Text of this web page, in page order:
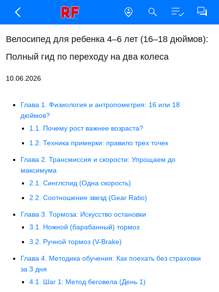
Велосипед для ребенка 4–6 лет (16–18 дюймов):
Полный гид по переходу на два колеса
10.06.2026
Глава 1. Физиология и антропометрия: 16 или 18
дюймов?
1.1. Почему рост важнее возраста?
1.2. Техника примерки: правило трех точек
Глава 2. Трансмиссия и скорости: Упрощаем до
максимума
2.1. Синглспид (Одна скорость)
2.2. Соотношение звезд (Gear Ratio)
Глава 3. Тормоза: Искусство остановки
3.1. Ножной (барабанный) тормоз
3.2. Ручной тормоз (V-Brake)
Глава 4. Методика обучения: Как поехать без страховки
за 3 дня
4.1. Шаг 1: Метод беговела (День 1)